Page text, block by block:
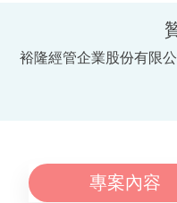
裕隆經管企業股份有限
專案內容